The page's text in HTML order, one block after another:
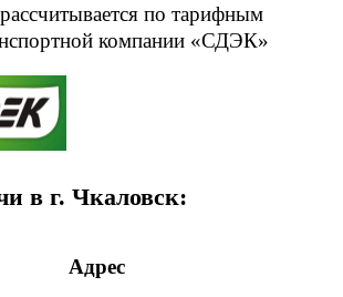
по тарифным
компании «СДЭК»
в г. Чкаловск:
Адрес